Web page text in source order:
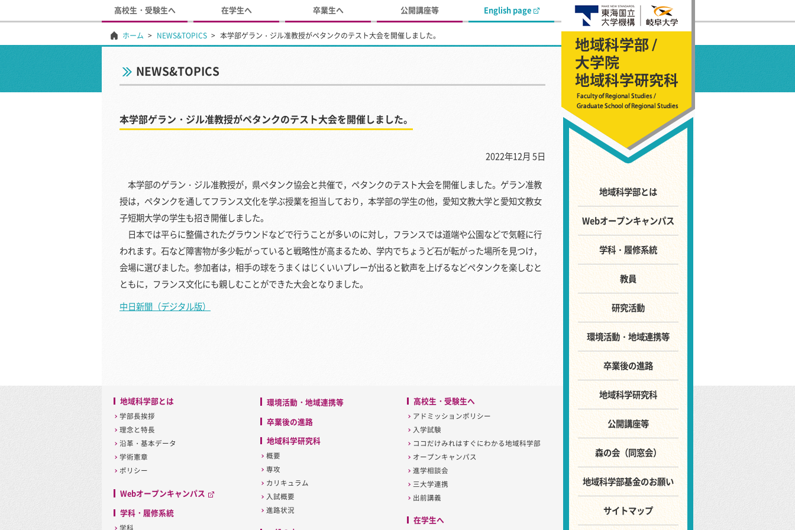
地域科学部とは
Webオープンキャンパス
学科・履修系統
教員
研究活動
環境活動・地域連携等
卒業後の進路
地域科学研究科
公開講座等
森の会（同窓会）
地域科学部基金のお願い
サイトマップ
高校生・受験生へ 在学生へ 卒業生へ 公開講座等 English page
ホーム NEWS&TOPICS 本学部ゲラン・ジル准教授がペタンクのテスト大会を開催しました。
NEWS&TOPICS
本学部ゲラン・ジル准教授がペタンクのテスト大会を開催しました。
2022年12月 5日
本学部のゲラン・ジル准教授が，県ペタンク協会と共催で，ペタンクのテスト大会を開催しました。ゲラン准教
授は，ペタンクを通してフランス文化を学ぶ授業を担当しており，本学部の学生の他，愛知文教大学と愛知文教女
子短期大学の学生も招き開催しました。
日本では平らに整備されたグラウンドなどで行うことが多いのに対し，フランスでは道端や公園などで気軽に行
われます。石など障害物が多少転がっていると戦略性が高まるため、学内でちょうど石が転がった場所を見つけ，
会場に選びました。参加者は，相手の球をうまくはじくいいプレーが出ると歓声を上げるなどペタンクを楽しむと
ともに，フランス文化にも親しむことができた大会となりました。
中日新聞（デジタル版）
地域科学部とは
学部長挨拶
理念と特長
沿革・基本データ
学術憲章
ポリシー
Webオープンキャンパス
学科・履修系統
学科
環境活動・地域連携等
卒業後の進路
地域科学研究科
概要
専攻
カリキュラム
入試概要
進路状況
高校生・受験生へ
アドミッションポリシー
入学試験
ココだけみれはすぐにわかる地域科学部
オープンキャンパス
進学相談会
三大学連携
出前講義
在学生へ